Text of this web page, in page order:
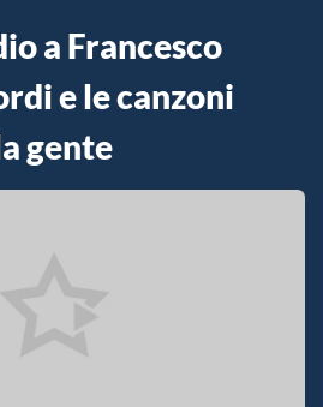
a Francesco
e le canzoni
gente